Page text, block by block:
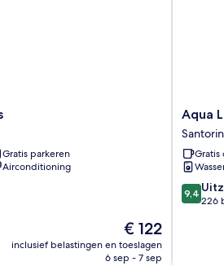
Gratis parkeren
Airconditioning
De
prijs
is
€ 122
inclusief belastingen en toeslagen
6 sep - 7 sep
Aqua
Luxury
Suites
Aqua
9.4
van
9,4
226